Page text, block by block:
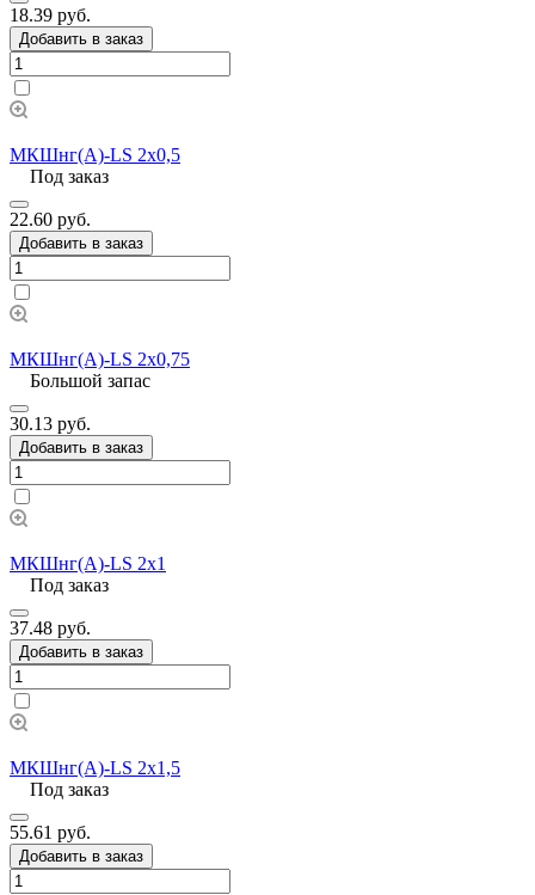
18.39 руб.
Добавить в заказ
МКШнг(А)-LS 2х0,5
Под заказ
22.60 руб.
Добавить в заказ
МКШнг(А)-LS 2х0,75
Большой запас
30.13 руб.
Добавить в заказ
МКШнг(А)-LS 2х1
Под заказ
37.48 руб.
Добавить в заказ
МКШнг(А)-LS 2х1,5
Под заказ
55.61 руб.
Добавить в заказ